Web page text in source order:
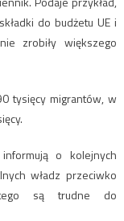
do budżetu UE i
zrobiły większego
tysięcy migrantów, w
o kolejnych
władz przeciwko
tego są trudne do